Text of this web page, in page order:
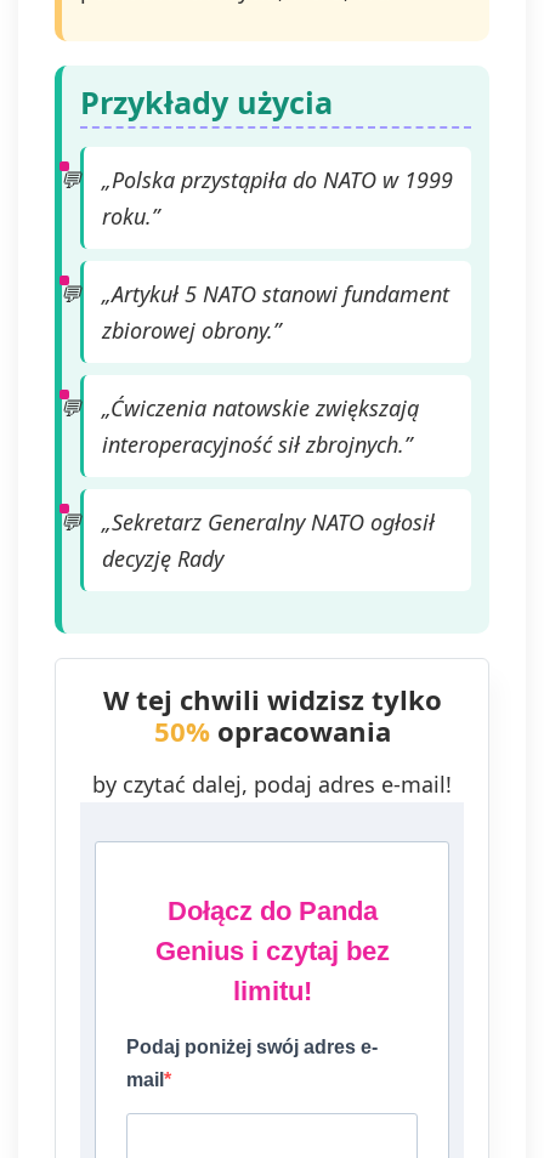
Przykłady użycia
„Polska przystąpiła do NATO w 1999
roku.”
„Artykuł 5 NATO stanowi fundament
zbiorowej obrony.”
„Ćwiczenia natowskie zwiększają
interoperacyjność sił zbrojnych.”
„Sekretarz Generalny NATO ogłosił
decyzję Rady
W tej chwili widzisz tylko
50%opracowania
by czytać dalej, podaj adres e-mail!
Dołącz do Panda
Genius i czytaj bez
limitu!
Podaj poniżej swój adres e-
mail